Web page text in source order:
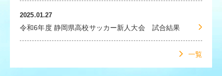
2025.01.27
令和6年度 静岡県高校サッカー新人大会 試合結果
一覧